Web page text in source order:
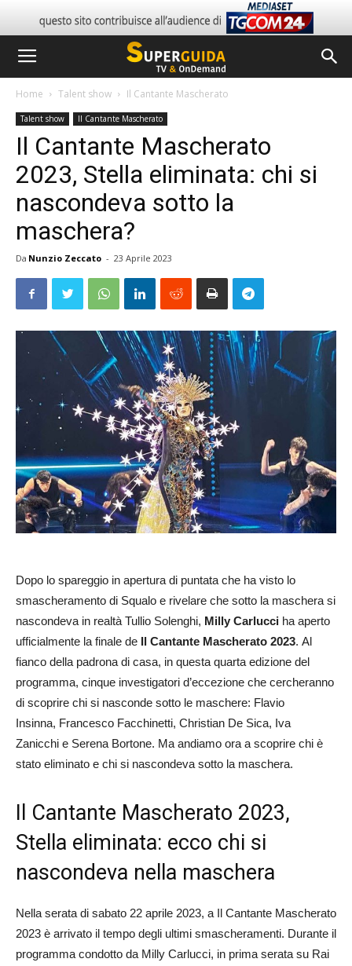
Home Talent show Il Cantante Mascherato
Talent show Il Cantante Mascherato
Il Cantante Mascherato
2023, Stella eliminata: chi si
nascondeva sotto la
maschera?
Da Nunzio Zeccato - 23 Aprile 2023
Dopo lo spareggio in apertura di puntata che ha visto lo
smascheramento di Squalo e rivelare che sotto la maschera si
nascondeva in realtà Tullio Solenghi, Milly Carlucci ha aperto
ufficialmente la finale de Il Cantante Mascherato 2023. Al
fianco della padrona di casa, in questa quarta edizione del
programma, cinque investigatori d’eccezione che cercheranno
di scoprire chi si nasconde sotto le maschere: Flavio
Insinna, Francesco Facchinetti, Christian De Sica, Iva
Zanicchi e Serena Bortone. Ma andiamo ora a scoprire chi è
stato eliminato e chi si nascondeva sotto la maschera.
Il Cantante Mascherato 2023,
Stella eliminata: ecco chi si
nascondeva nella maschera
Nella serata di sabato 22 aprile 2023, a Il Cantante Mascherato
2023 è arrivato il tempo degli ultimi smascheramenti. Durante il
programma condotto da Milly Carlucci, in prima serata su Rai